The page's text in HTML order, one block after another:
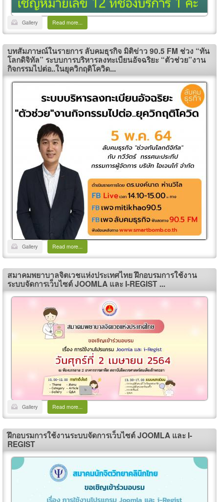
Gallery Read more...
บทสัมภาษณ์ในรายการ ลับคมธุรกิจ มิติข่าว 90.5 FM ช่วง “ทัน
โลกดิจิทัล” ระบบการบริหารลงทะเบียนอัจฉริยะ “ตัวช่วย”งาน
กิจกรรมไปต่อ..ในยุควิกฤติโควิด...
Gallery Read more...
สมาคมพยาบาลจิตเวชแห่งประเทศไทย ฝึกอบรมการใช้งาน
ระบบจัดการเว็บไซต์ JOOMLA และ I-REGIST ...
Gallery Read more...
ฝึกอบรมการใช้งานระบบจัดการเว็บไซต์ JOOMLA และ I-
REGIST